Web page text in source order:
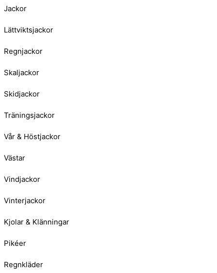
Jackor
Lättviktsjackor
Regnjackor
Skaljackor
Skidjackor
Träningsjackor
Vår & Höstjackor
Västar
Vindjackor
Vinterjackor
Kjolar & Klänningar
Pikéer
Regnkläder